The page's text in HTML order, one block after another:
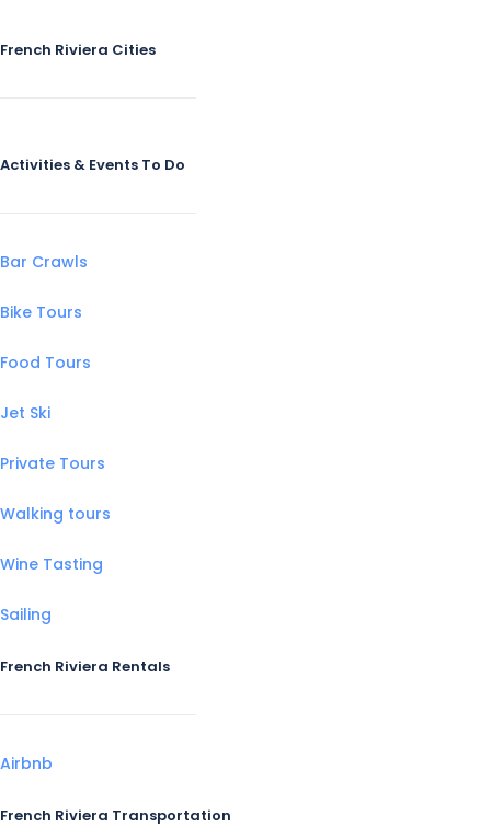
French Riviera Cities
Activities & Events To Do
Bar Crawls
Bike Tours
Food Tours
Jet Ski
Private Tours
Walking tours
Wine Tasting
Sailing
French Riviera Rentals
Airbnb
French Riviera Transportation